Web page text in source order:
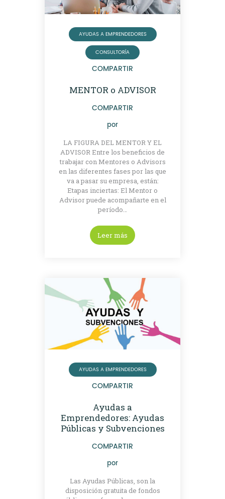
AYUDAS A EMPRENDEDORES
CONSULTORÍA
COMPARTIR
MENTOR o ADVISOR
COMPARTIR
por
LA FIGURA DEL MENTOR Y EL
ADVISOR Entre los beneficios de
trabajar con Mentores o Advisors
en las diferentes fases por las que
va a pasar su empresa, están:
Etapas inciertas: El Mentor o
Advisor puede acompañarte en el
período…
Leer más
AYUDAS A EMPRENDEDORES
COMPARTIR
Ayudas a
Emprendedores: Ayudas
Públicas y Subvenciones
COMPARTIR
por
Las Ayudas Públicas, son la
disposición gratuita de fondos